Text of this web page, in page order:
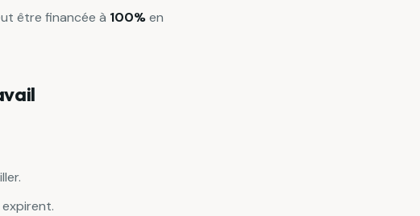
être financée à 100%en
expirent.